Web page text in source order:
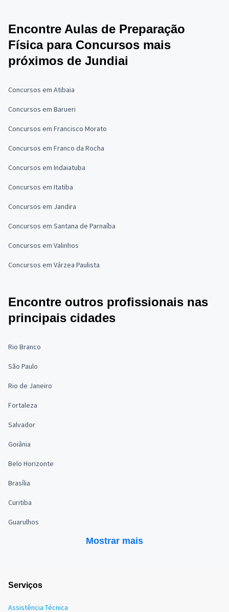
Encontre Aulas de Preparação
Física para Concursos mais
próximos de Jundiai
Concursos em Atibaia
Concursos em Barueri
Concursos em Francisco Morato
Concursos em Franco da Rocha
Concursos em Indaiatuba
Concursos em Itatiba
Concursos em Jandira
Concursos em Santana de Parnaíba
Concursos em Valinhos
Concursos em Várzea Paulista
Encontre outros profissionais nas
principais cidades
Rio Branco
São Paulo
Rio de Janeiro
Fortaleza
Salvador
Goiânia
Belo Horizonte
Brasília
Curitiba
Guarulhos
Mostrar mais
Serviços
Assistência Técnica